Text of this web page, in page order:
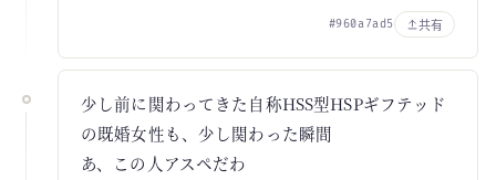
#960a7ad5 共有
少し前に関わってきた自称HSS型HSPギフテッド
の既婚女性も、少し関わった瞬間
あ、この人アスペだわ